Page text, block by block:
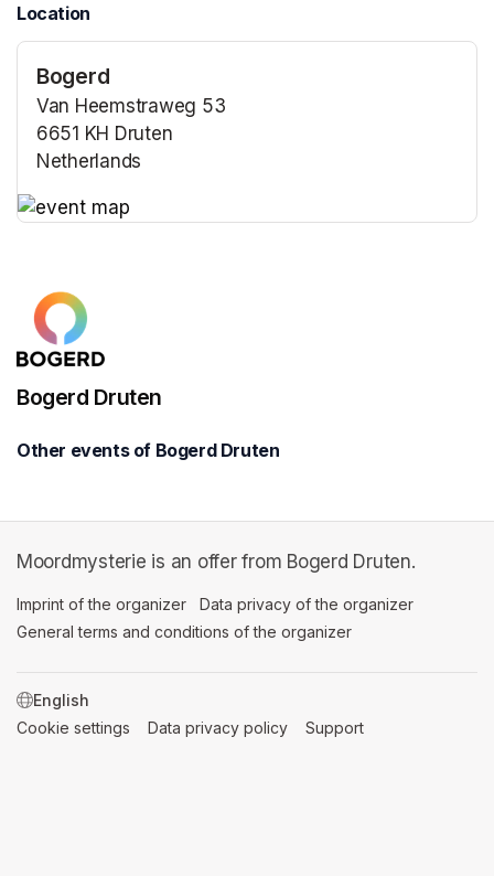
Location
Bogerd
Van Heemstraweg 53
6651 KH Druten
Netherlands
Bogerd Druten
Other events of Bogerd Druten
Moordmysterie is an offer from Bogerd Druten.
Imprint of the organizer (opens in a new tab)
Data privacy of the organizer
General terms and conditions of the organizer
SWITCH LANGUAGE
Cookie settings (opens in a new tab)
Data privacy policy (opens in a new tab)
Support